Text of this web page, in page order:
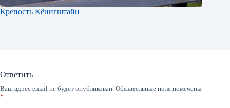
Крепость Кёнигштайн
Ответить
Ваш адрес email не будет опубликован. Обязательные поля помечены
*